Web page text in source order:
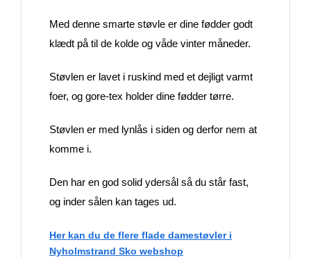
Med denne smarte støvle er dine fødder godt
klædt på til de kolde og våde vinter måneder.
Støvlen er lavet i ruskind med et dejligt varmt
foer, og gore-tex holder dine fødder tørre.
Støvlen er med lynlås i siden og derfor nem at
komme i.
Den har en god solid ydersål så du står fast,
og inder sålen kan tages ud.
Her kan du de flere flade damestøvler i
Nyholmstrand Sko webshop